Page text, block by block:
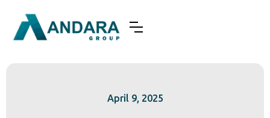
April 9, 2025